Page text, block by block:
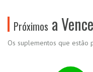
Próximos a
Os suplementos que estão